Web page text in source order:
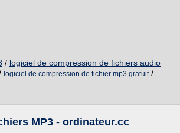
/ logiciel de compression de fichiers audio
logiciel de compression de fichier mp3 gratuit/
MP3 - ordinateur.cc